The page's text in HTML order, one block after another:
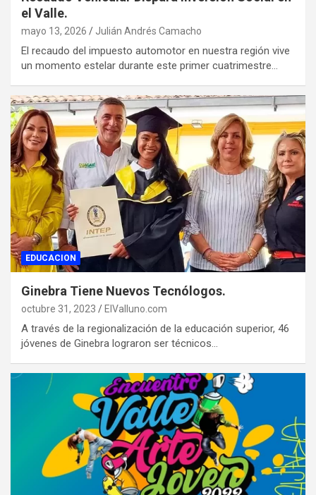
el Valle.
mayo 13, 2026 Julián Andrés Camacho
El recaudo del impuesto automotor en nuestra región vive
un momento estelar durante este primer cuatrimestre…
EDUCACION
Ginebra Tiene Nuevos Tecnólogos.
octubre 31, 2023 ElValluno.com
A través de la regionalización de la educación superior, 46
jóvenes de Ginebra lograron ser técnicos…